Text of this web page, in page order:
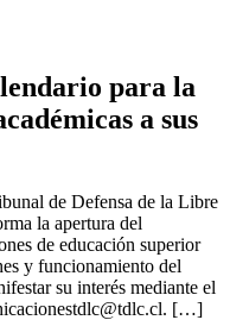
para la
a sus
de Defensa de la Libre
la apertura del
de educación superior
y funcionamiento del
su interés mediante el
. […]